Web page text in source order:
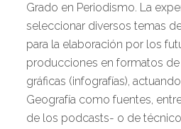
Grado en Periodismo. La
seleccionar diversos temas
para la elaboración por los
producciones en formatos
gráficas (infografías),
Geografía como fuentes,
de los podcasts- o de